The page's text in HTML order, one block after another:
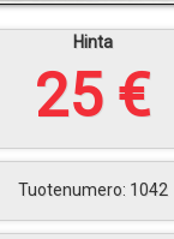
Hinta
25 €
Tuotenumero: 1042